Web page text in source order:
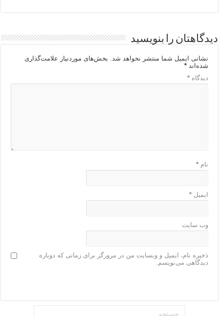
دیدگاهتان را بنویسید
نشانی ایمیل شما منتشر نخواهد شد. بخش‌های موردنیاز علامت‌گذاری
شده‌اند*
دیدگاه*
نام*
ایمیل*
وب‌ سایت
ذخیره نام، ایمیل و وبسایت من در مرورگر برای زمانی که دوباره
دیدگاهی می‌نویسم.